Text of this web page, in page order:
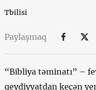
Tbilisi
Paylaşmaq
“Bibliya təminatı” –
qeydiyyatdan keçən